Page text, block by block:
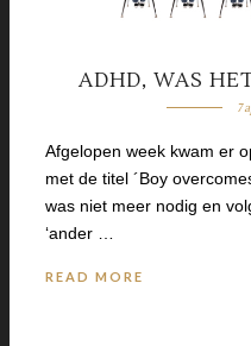
ADHD, WAS
7
Afgelopen week kwam er
met de titel ´Boy
was niet meer nodig en
‘ander …
READ MORE